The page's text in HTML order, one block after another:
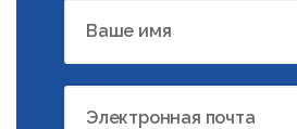
Ваше имя
Электронная почта